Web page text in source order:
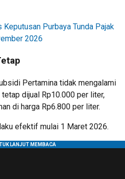
Keputusan Purbaya Tunda Pajak
2026
Pertamina tidak mengalami
dijual Rp10.000 per liter,
di harga Rp6.800 per liter.
efektif mulai 1 Maret 2026.